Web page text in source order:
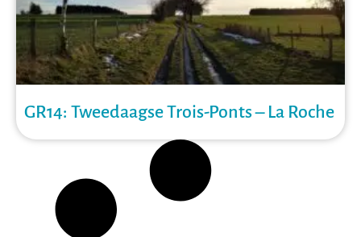
GR14: Tweedaagse Trois-Ponts – La Roche